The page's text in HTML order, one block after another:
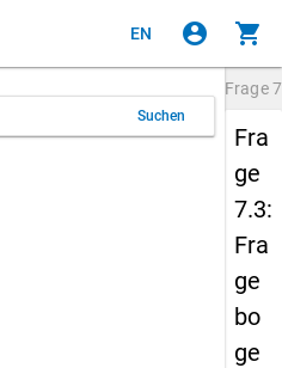
EN account_circle shopping_cart
Suchen
Frage
Fra
ge
7.3:
Fra
ge
bo
ge